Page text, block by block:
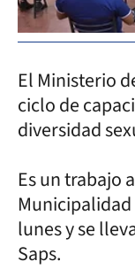
El Ministerio
ciclo de
diversidad
Es un trabajo
lunes y se
Saps.